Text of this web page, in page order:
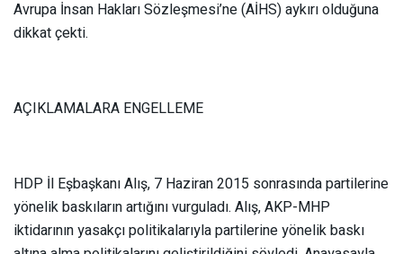
Avrupa İnsan Hakları Sözleşmesi’ne (AİHS) aykırı olduğuna
dikkat çekti.
AÇIKLAMALARA ENGELLEME
HDP İl Eşbaşkanı Alış, 7 Haziran 2015 sonrasında partilerine
yönelik baskıların artığını vurguladı. Alış, AKP-MHP
iktidarının yasakçı politikalarıyla partilerine yönelik baskı